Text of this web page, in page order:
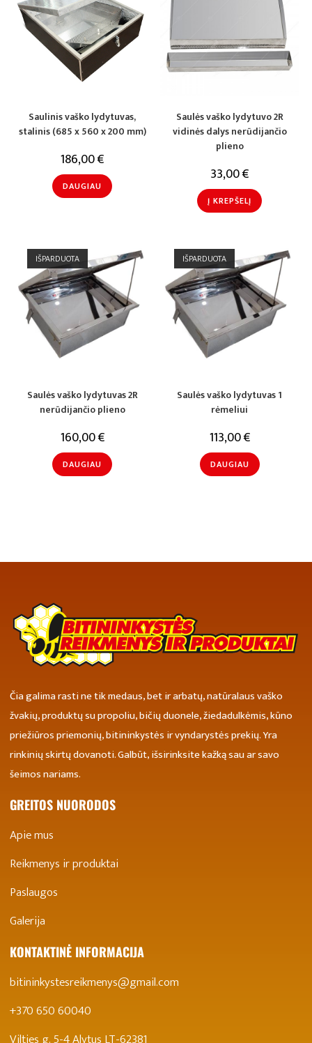
Saulinis vaško lydytuvas,
stalinis (685 x 560 x 200 mm)
186,00€
DAUGIAU
Saulės vaško lydytuvo 2R
vidinės dalys nerūdijančio
plieno
33,00€
Į KREPŠELĮ
IŠPARDUOTA
Saulės vaško lydytuvas 2R
nerūdijančio plieno
160,00€
DAUGIAU
IŠPARDUOTA
Saulės vaško lydytuvas 1
rėmeliui
113,00€
DAUGIAU
Čia galima rasti ne tik medaus, bet ir arbatų, natūralaus vaško
žvakių, produktų su propoliu, bičių duonele, žiedadulkėmis, kūno
priežiūros priemonių, bitininkystės ir vyndarystės prekių. Yra
rinkinių skirtų dovanoti. Galbūt, išsirinksite kažką sau ar savo
šeimos nariams.
GREITOS NUORODOS
Apie mus
Reikmenys ir produktai
Paslaugos
Galerija
KONTAKTINĖ INFORMACIJA
bitininkystesreikmenys@gmail.com
+370 650 60040